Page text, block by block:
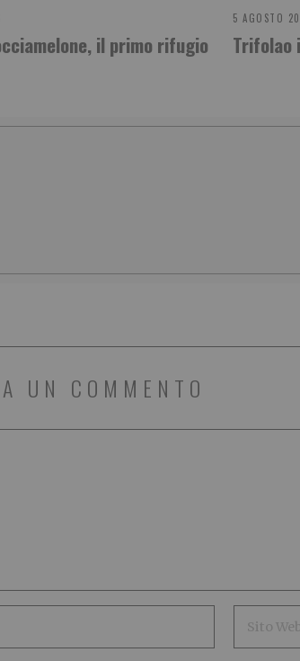
il primo rifugio
5 AGOSTO
Trifolao
UN COMMENTO